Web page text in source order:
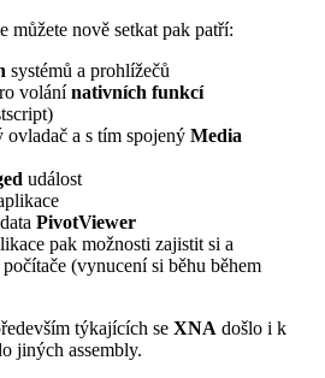
můžete nově setkat pak patří:
systémů a prohlížečů
volánínativních funkcí
a s tím spojený Media
událost
PivotViewer
pak možnosti zajistit si a
(vynucení si běhu během
týkajících se XNA došlo i k
jiných assembly.